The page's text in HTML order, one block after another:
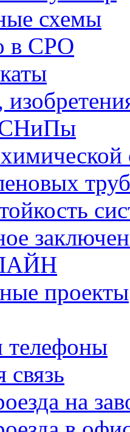
схемы
в СРО
СНиПы
труб
проекты
телефоны
связь
на